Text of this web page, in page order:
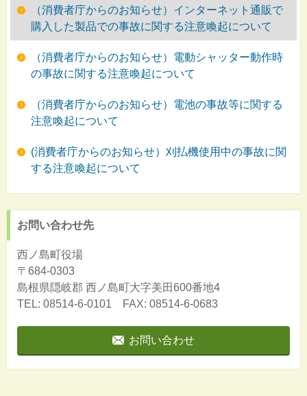
（消費者庁からのお知らせ）インターネット通販で
購入した製品での事故に関する注意喚起について
（消費者庁からのお知らせ）電動シャッター動作時
の事故に関する注意喚起について
（消費者庁からのお知らせ）電池の事故等に関する
注意喚起について
(消費者庁からのお知らせ）刈払機使用中の事故に関
する注意喚起について
お問い合わせ先
西ノ島町役場
〒684-0303
島根県隠岐郡 西ノ島町大字美田600番地4
TEL: 08514-6-0101 FAX: 08514-6-0683
お問い合わせ